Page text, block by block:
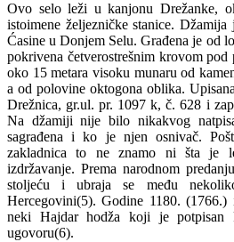
Ovo selo leži u kanjonu Drežanke,
istoimene željezničke stanice. Džamija
Ćasine u Donjem Selu. Građena je od
pokrivena četverostrešnim krovom
oko 15 metara visoku munaru od
a od polovine oktogona oblika.
Drežnica, gr.ul. pr. 1097 k, č. 628 i
Na džamiji nije bilo nikakvog
sagrađena i ko je njen osnivač.
zakladnica to ne znamo ni šta je
izdržavanje. Prema narodnom
stoljeću i ubraja se među
Hercegovini(5). Godine 1180.
neki Hajdar hodža koji je potpisan
ugovoru(6).